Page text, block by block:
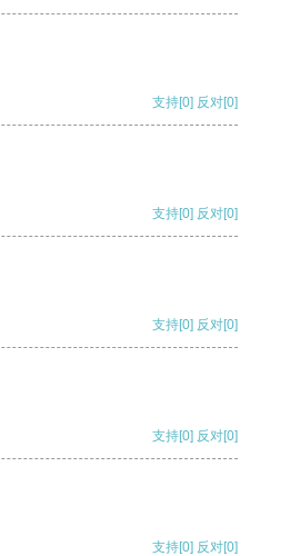
支持[0] 反对[0]
支持[0] 反对[0]
支持[0] 反对[0]
支持[0] 反对[0]
支持[0] 反对[0]